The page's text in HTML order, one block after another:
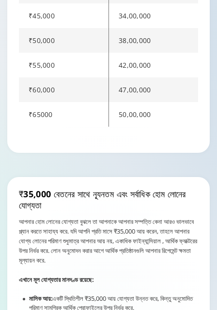
₹45,000 34,00,000
₹50,000 38,00,000
₹55,000 42,00,000
₹60,000 47,00,000
₹65000 50,00,000
Changing language may refresh or navigate to another page.
Enable captions/subtitles from player controls when
Enable captions/subtitles from player controls when
Enable captions/subtitles from player controls when
₹35,000 বেতনের সাথে ন্যূনতম এবং সর্বাধিক হোম লোনের
যোগ্যতা
আপনার হোম লোনের যোগ্যতা বুঝলে তা আপনাকে আপনার সম্পত্তি কেনা আরও ভালভাবে
প্ল্যান করতে সাহায্য করে. যদি আপনি প্রতি মাসে ₹35,000 আয় করেন, তাহলে আপনার
যোগ্য লোনের পরিমাণ শুধুমাত্র আপনার আয় নয়, একাধিক ফাইন্যান্সিয়াল , আর্থিক ফ্যাক্টরের
উপর নির্ভর করে. লোন অনুমোদন করার আগে আর্থিক প্রতিষ্ঠানগুলি আপনার রিপেমেন্ট ক্ষমতা
মূল্যায়ন করে.
এখানে মূল যোগ্যতার মানদণ্ড রয়েছে:
মাসিক আয়:একটি স্থিতিশীল ₹35,000 আয় যোগ্যতা উন্নত করে, কিন্তু অনুমোদিত
পরিমাণ সামগ্রিক আর্থিক প্রোফাইলের উপর নির্ভর করে.